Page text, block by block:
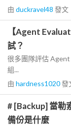
由 duckravel48 發文
【Agent
試？
很多團隊評估
組...
由 hardness1020發
# [Backup] 當勒
備份是什麼